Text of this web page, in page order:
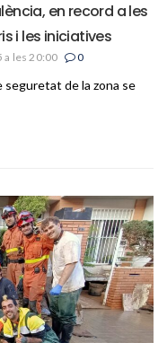
en record a les
i les iniciatives
a les 20:00 0
de la zona se